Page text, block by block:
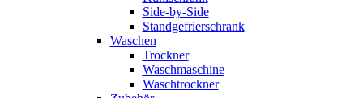
Side-by-Side
Standgefrierschrank
Waschen
Trockner
Waschmaschine
Waschtrockner